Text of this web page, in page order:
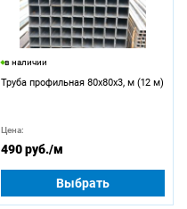
в наличии
Труба профильная 80х80х3, м (12 м)
Цена:
490 руб./м
Выбрать